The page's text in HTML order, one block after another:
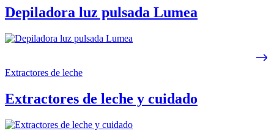
Depiladora luz pulsada Lumea
Extractores de leche
Extractores de leche y cuidado